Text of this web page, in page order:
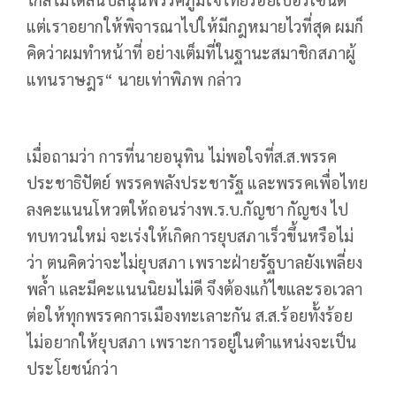
แต่เราอยากให้พิจารณาไปให้มีกฎหมายไวที่สุด ผมก็
คิดว่าผมทำหน้าที่ อย่างเต็มที่ในฐานะสมาชิกสภาผู้
แทนราษฎร“ นายเท่าพิภพ กล่าว
เมื่อถามว่า การที่นายอนุทิน ไม่พอใจที่ส.ส.พรรค
ประชาธิปัตย์ พรรคพลังประชารัฐ และพรรคเพื่อไทย
ลงคะแนนโหวตให้ถอนร่างพ.ร.บ.กัญชา กัญชง ไป
ทบทวนใหม่ จะเร่งให้เกิดการยุบสภาเร็วขึ้นหรือไม่
ว่า ตนคิดว่าจะไม่ยุบสภา เพราะฝ่ายรัฐบาลยังเพลี่ยง
พล้ำ และมีคะแนนนิยมไม่ดี จึงต้องแก้ไขและรอเวลา
ต่อให้ทุกพรรคการเมืองทะเลาะกัน ส.ส.ร้อยทั้งร้อย
ไม่อยากให้ยุบสภา เพราะการอยู่ในตำแหน่งจะเป็น
ประโยชน์กว่า